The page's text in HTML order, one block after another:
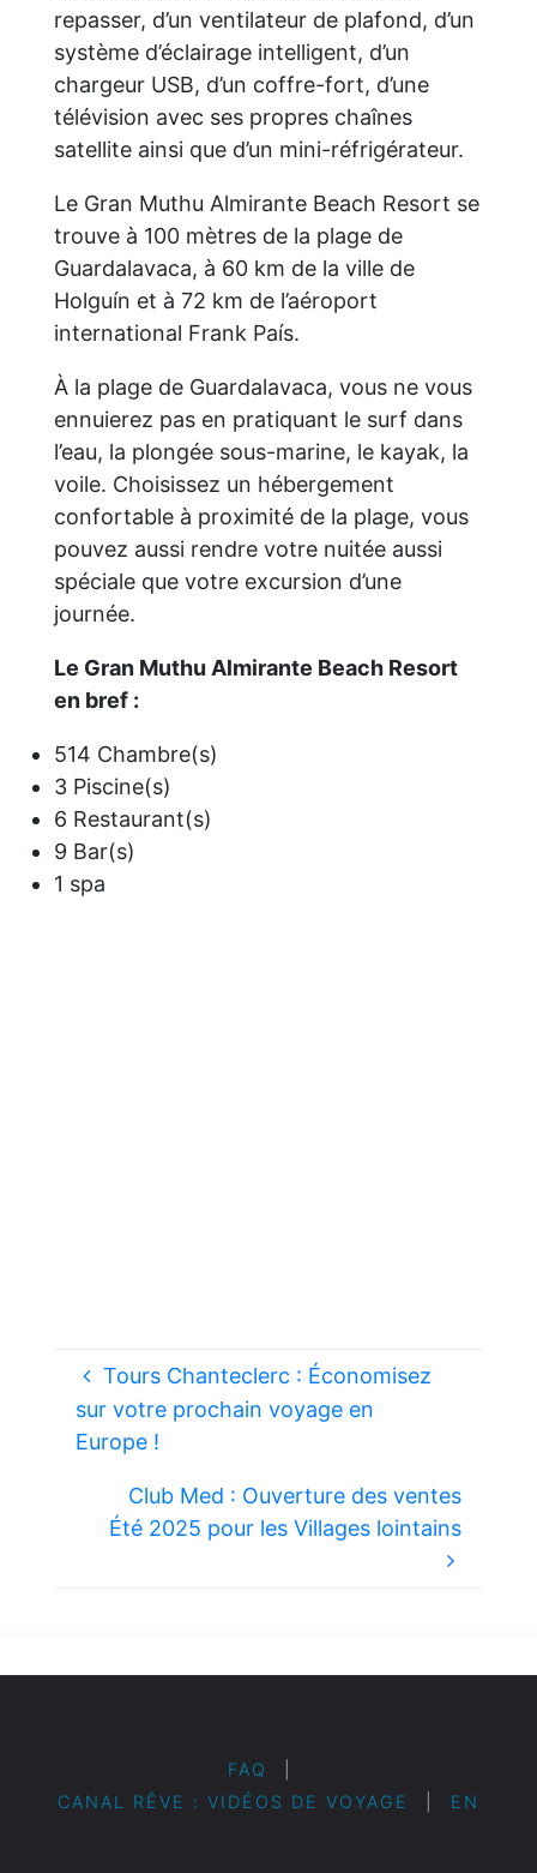
repasser, d’un ventilateur de plafond, d’un
système d’éclairage intelligent, d’un
chargeur USB, d’un coffre-fort, d’une
télévision avec ses propres chaînes
satellite ainsi que d’un mini-réfrigérateur.
Le Gran Muthu Almirante Beach Resort se
trouve à 100 mètres de la plage de
Guardalavaca, à 60 km de la ville de
Holguín et à 72 km de l’aéroport
international Frank País.
À la plage de Guardalavaca, vous ne vous
ennuierez pas en pratiquant le surf dans
l’eau, la plongée sous-marine, le kayak, la
voile. Choisissez un hébergement
confortable à proximité de la plage, vous
pouvez aussi rendre votre nuitée aussi
spéciale que votre excursion d’une
journée.
Le Gran Muthu Almirante Beach Resort
en bref :
514 Chambre(s)
3 Piscine(s)
6 Restaurant(s)
9 Bar(s)
1 spa
Tours Chanteclerc : Économisez
sur votre prochain voyage en
Europe !
Club Med : Ouverture des ventes
Été 2025 pour les Villages lointains
FAQ
CANAL RÊVE : VIDÉOS DE VOYAGE
EN